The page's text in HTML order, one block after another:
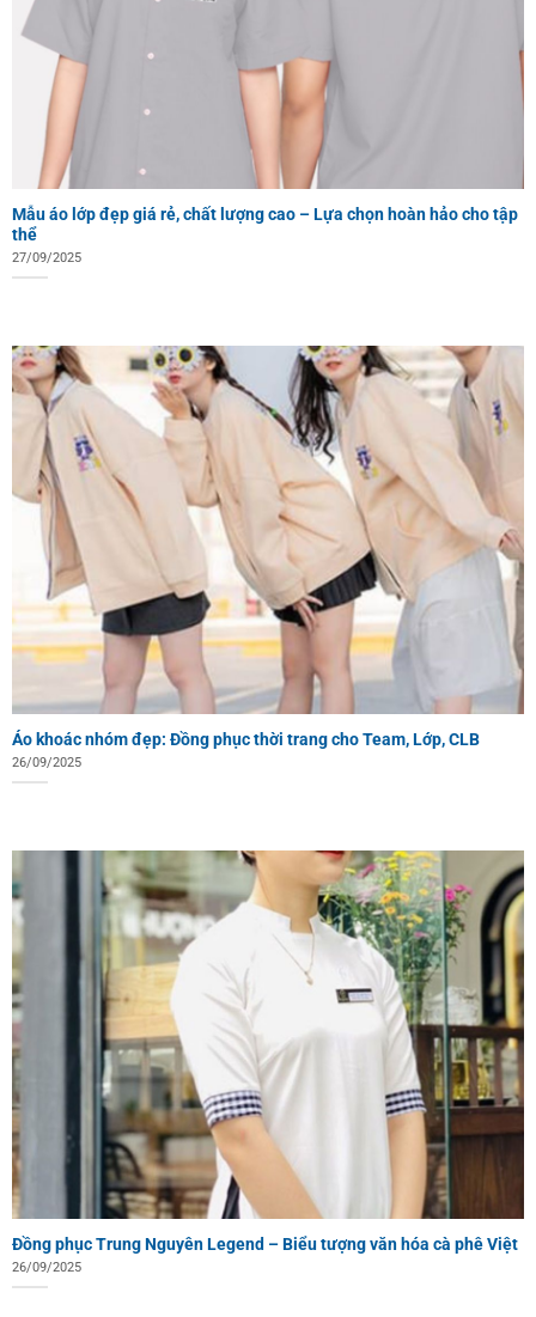
Mẫu áo lớp đẹp giá rẻ, chất lượng cao – Lựa chọn hoàn hảo cho tập
thể
27/09/2025
Áo khoác nhóm đẹp: Đồng phục thời trang cho Team, Lớp, CLB
26/09/2025
Đồng phục Trung Nguyên Legend – Biểu tượng văn hóa cà phê Việt
26/09/2025